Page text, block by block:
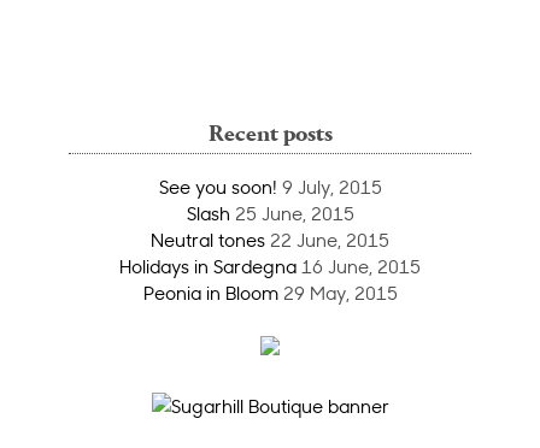
Recent posts
See you soon! 9 July, 2015
Slash 25 June, 2015
Neutral tones 22 June, 2015
Holidays in Sardegna 16 June, 2015
Peonia in Bloom 29 May, 2015